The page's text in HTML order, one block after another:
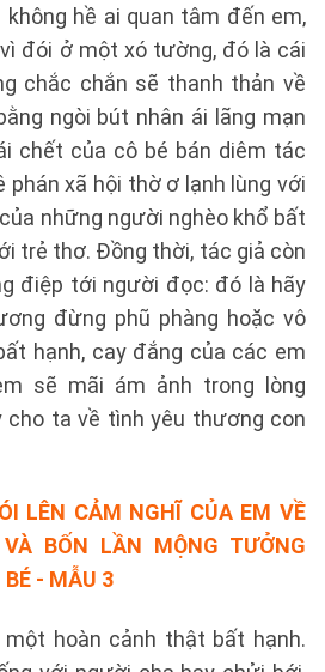
hề ai quan tâm đến em,
đói ở một xó tường, đó là cái
chắc chắn sẽ thanh thản về
ngòi bút nhân ái lãng mạn
chết của cô bé bán diêm tác
phán xã hội thờ ơ lạnh lùng với
những người nghèo khổ bất
trẻ thơ. Đồng thời, tác giả còn
điệp tới người đọc: đó là hãy
đừng phũ phàng hoặc vô
hạnh, cay đắng của các em
sẽ mãi ám ảnh trong lòng
cho ta về tình yêu thương con
LÊN CẢM NGHĨ CỦA EM VỀ
BỐN LẦN MỘNG TƯỞNG
BÉ - MẪU 3
hoàn cảnh thật bất hạnh.